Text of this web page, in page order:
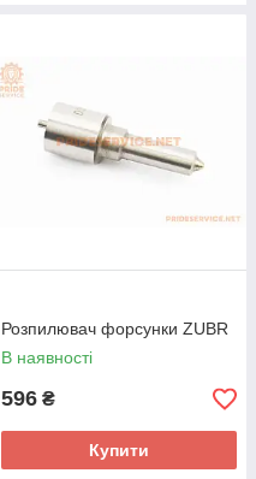
Розпилювач форсунки ZUBR
В наявності
596 ₴
Купити